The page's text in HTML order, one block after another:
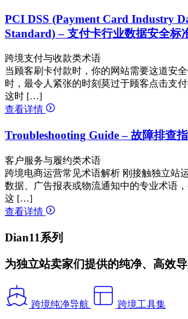
PCI DSS (Payment Card Industry
Standard) – 支付卡行业数据安全标
跨境支付与收款类术语
当顾客刷卡付款时，你的网站需要这道安
时，最令人紧张的时刻莫过于顾客点击支
这时 […]
查看详情
Troubleshooting Guide – 故障排查指
客户服务与履约类术语
跨境电商运营常见术语解析 刚接触独立站
数据、广告报表或物流通知中的专业术语，
这 […]
查看详情
Dian11系列
为独立站卖家们提供的纯净、高效
跨境纯净导航 跨境工具集